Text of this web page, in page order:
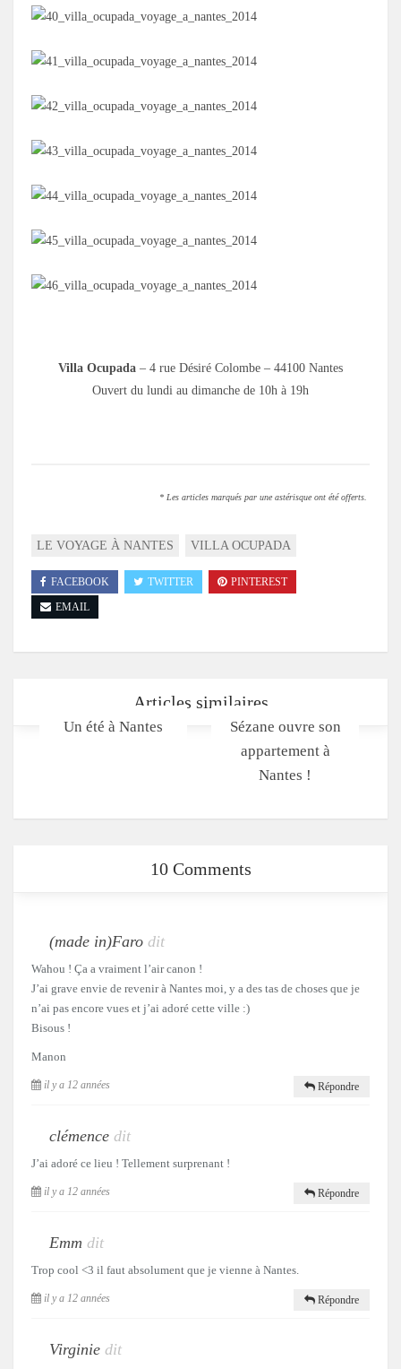
Villa Ocupada – 4 rue Désiré Colombe – 44100 Nantes
Ouvert du lundi au dimanche de 10h à 19h
* Les articles marqués par une astérisque ont été offerts.
LE VOYAGE À NANTES VILLA OCUPADA
FACEBOOK TWITTER
PINTEREST
EMAIL
Articles similaires
Un été à Nantes
Sézane ouvre son
appartement à
Nantes !
10 Comments
(made in)Faro dit
Wahou ! Ça a vraiment l’air canon !
J’ai grave envie de revenir à Nantes moi, y a des tas de choses que je
n’ai pas encore vues et j’ai adoré cette ville :)
Bisous !
Manon
il y a 12 années Répondre
clémence dit
J’ai adoré ce lieu ! Tellement surprenant !
il y a 12 années Répondre
Emm dit
Trop cool <3 il faut absolument que je vienne à Nantes.
il y a 12 années Répondre
Virginie dit